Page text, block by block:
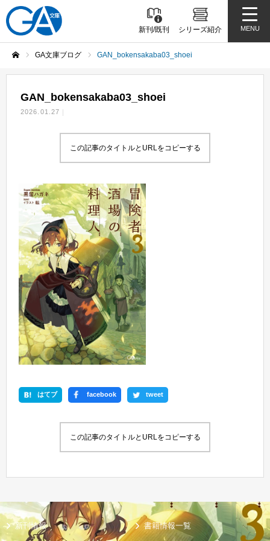
新刊/既刊 シリーズ紹介 MENU
GA文庫ブログ GAN_bokensakaba03_shoei
GAN_bokensakaba03_shoei
2026.01.27
この記事のタイトルとURLをコピーする
はてブ facebook tweet
この記事のタイトルとURLをコピーする
新刊情報 書籍情報一覧